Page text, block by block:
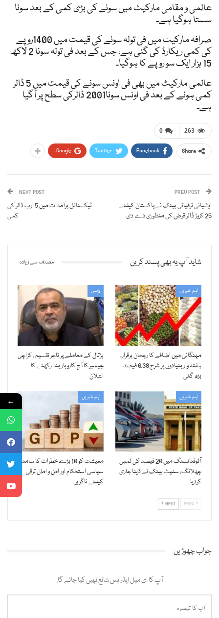
عالمی و مقامی مارکیٹ میں سونے کی بڑی کمی کے بعد سونا
سستا ہوگیا ہے۔
صرافہ مارکیٹ میں فی تولہ سونے کی قیمت میں 1400روپے
کی کمی ریکارڈ کی گئی ہے، جس کے بعد فی تولہ سونا 2 لاکھ
15 ہزار ایک سو روپے کا ہوگیا۔
عالمی مارکیٹ میں بھی فی اونس سونے کی قیمت میں 5 ڈالر
کمی ہونے کے بعد فی اونس سونا2001 ڈالرکی سطح پر آگیا
ہے۔
0 263
Share
Facebook
Twitter
Google+
ایشیائی ترقیاتی بینک نے پاکستان کیلئے
25 کروڑ ڈالر قرض کی منظوری دے دی
NEXT POST
ٹیکسٹائل برآمدات میں 5 ارب ڈالر کی
کمی
شاید آپ یہ بھی پسند کریں مصنف سے زیادہ
اہم خبریں
مہنگائی میں اضافے کا رجحان برقرار،
ہفتہ وار بنیادوں پر شرح 0.38 فیصد
بڑھ گئی
بزنس
ہڑتال کے معاملے پر تاجر تقسیم ، کراچی
چیمبر کا آج کاروبار بند رکھنے کا
اعلان
اہم خبریں
آٹوفنانسنگ میں 20 فیصد کی لمبی
چھلانگ، سٹیٹ بینک نے ڈیٹا جاری
کردیا
اہم خبریں
معیشت کو 10 بڑے خطرات کا سامنا،
سیاسی استحکام اور امن و امان ترقی
کیلئے ناگزیر
NEXT
جواب چھوڑیں
آپ کا ای میل ایڈریس شائع نہیں کیا جائے گا.
←